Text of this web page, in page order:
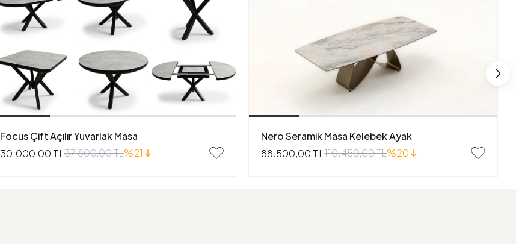
Focus Çift Açılır Yuvarlak Masa
30.000,00 TL37.800,00 TL%21
Nero Seramik Masa Kelebek Ayak
88.500,00 TL110.450,00 TL%20